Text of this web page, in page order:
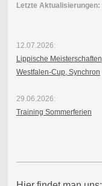
Letzte Aktualisierungen:
12.07.2026:
Lippische Meisterschaften
Westfalen-Cup, Synchron
29.06.2026:
Training Sommerferien